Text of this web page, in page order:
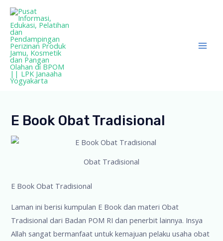
Lewati
konten
E Book Obat Tradisional
Obat Tradisional
E Book Obat Tradisional
Laman ini berisi kumpulan E Book dan materi Obat
Tradisional dari Badan POM RI dan penerbit lainnya. Insya
Allah sangat bermanfaat untuk kemajuan pelaku usaha obat